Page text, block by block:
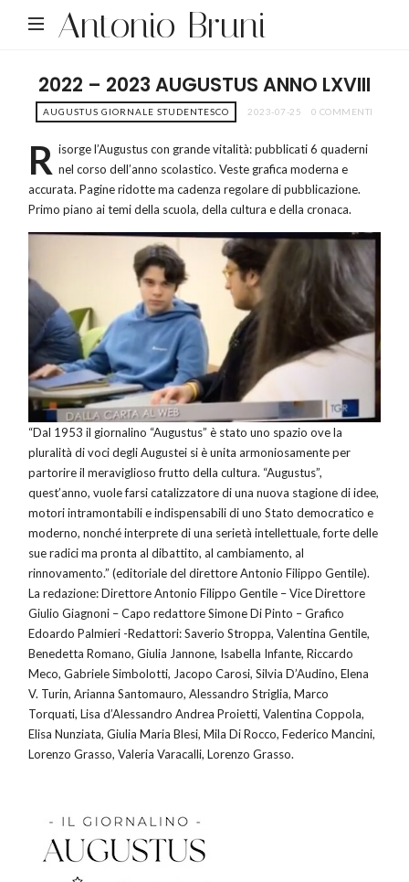
Antonio Bruni
2022 – 2023 AUGUSTUS ANNO LXVIII
AUGUSTUS GIORNALE STUDENTESCO 2023-07-25 0 COMMENTI
R isorge l’Augustus con grande vitalità: pubblicati 6 quaderni
nel corso dell’anno scolastico. Veste grafica moderna e
accurata. Pagine ridotte ma cadenza regolare di pubblicazione.
Primo piano ai temi della scuola, della cultura e della cronaca.
“Dal 1953 il giornalino “Augustus” è stato uno spazio ove la
pluralità di voci degli Augustei si è unita armoniosamente per
partorire il meraviglioso frutto della cultura. “Augustus”,
quest’anno, vuole farsi catalizzatore di una nuova stagione di idee,
motori intramontabili e indispensabili di uno Stato democratico e
moderno, nonché interprete di una serietà intellettuale, forte delle
sue radici ma pronta al dibattito, al cambiamento, al
rinnovamento.” (editoriale del direttore Antonio Filippo Gentile).
La redazione: Direttore Antonio Filippo Gentile – Vice Direttore
Giulio Giagnoni – Capo redattore Simone Di Pinto – Grafico
Edoardo Palmieri -Redattori: Saverio Stroppa, Valentina Gentile,
Benedetta Romano, Giulia Jannone, Isabella Infante, Riccardo
Meco, Gabriele Simbolotti, Jacopo Carosi, Silvia D’Audino, Elena
V. Turin, Arianna Santomauro, Alessandro Striglia, Marco
Torquati, Lisa d’Alessandro Andrea Proietti, Valentina Coppola,
Elisa Nunziata, Giulia Maria Blesi, Mila Di Rocco, Federico Mancini,
Lorenzo Grasso, Valeria Varacalli, Lorenzo Grasso.